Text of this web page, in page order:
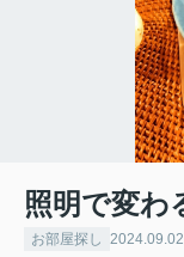
照明で変わ
お部屋探し 2024.09.02